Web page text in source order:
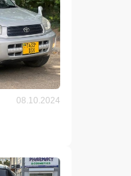
08.10.2024